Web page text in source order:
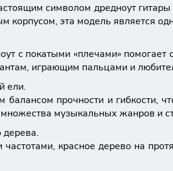
символом дредноут
корпусом, эта модель является
с покатыми «плечами»
играющим пальцами и
ели.
прочности и гибкости,
музыкальных жанров и
дерева.
красное дерево на